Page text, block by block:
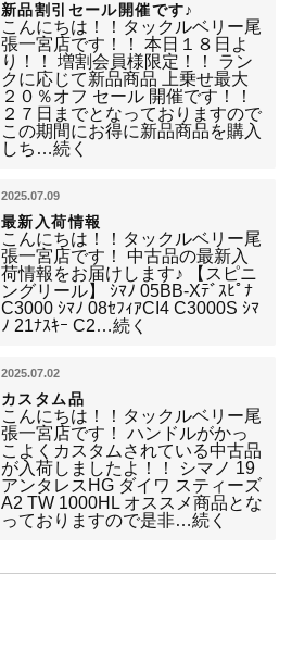
新品割引セール開催です♪
こんにちは！！タックルベリー尾
張一宮店です！！ 本日１８日よ
り！！ 増割会員様限定！！ ラン
クに応じて新品商品 上乗せ最大
２０％オフ セール 開催です！！
２７日までとなっておりますので
この期間にお得に新品商品を購入
しち…続く
2025.07.09
最新入荷情報
こんにちは！！タックルベリー尾
張一宮店です！ 中古品の最新入
荷情報をお届けします♪ 【スピニ
ングリール】 ｼﾏﾉ 05BB-Xﾃﾞｽﾋﾟﾅ
C3000 ｼﾏﾉ 08ｾﾌｨｱCI4 C3000S ｼﾏ
ﾉ 21ﾅｽｷｰ C2…続く
2025.07.02
カスタム品
こんにちは！！タックルベリー尾
張一宮店です！ ハンドルがかっ
こよくカスタムされている中古品
が入荷しましたよ！！ シマノ 19
アンタレスHG ダイワ スティーズ
A2 TW 1000HL オススメ商品とな
っておりますので是非…続く